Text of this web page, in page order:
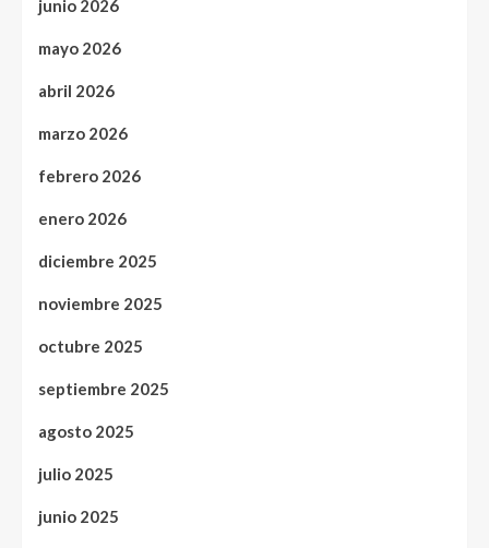
junio 2026
mayo 2026
abril 2026
marzo 2026
febrero 2026
enero 2026
diciembre 2025
noviembre 2025
octubre 2025
septiembre 2025
agosto 2025
julio 2025
junio 2025